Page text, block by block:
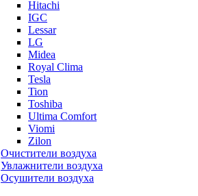
Hitachi
IGC
Lessar
LG
Midea
Royal Clima
Tesla
Tion
Toshiba
Ultima Comfort
Viomi
Zilon
Очистители воздуха
Увлажнители воздуха
Осушители воздуха